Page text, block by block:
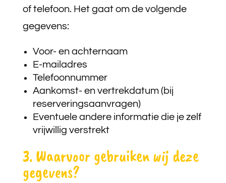
of telefoon. Het gaat om de volgende
gegevens:
Voor- en achternaam
E-mailadres
Telefoonnummer
Aankomst- en vertrekdatum (bij
reserveringsaanvragen)
Eventuele andere informatie die je zelf
vrijwillig verstrekt
3. Waarvoor gebruiken wij deze
gegevens?